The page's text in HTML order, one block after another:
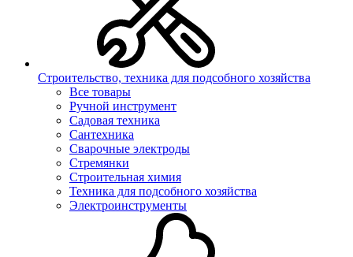
Строительство, техника для подсобного хозяйства
Все товары
Ручной инструмент
Садовая техника
Сантехника
Сварочные электроды
Стремянки
Строительная химия
Техника для подсобного хозяйства
Электроинструменты